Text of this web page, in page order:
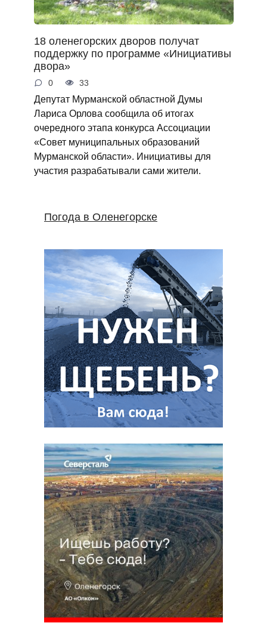
18 оленегорских дворов получат
поддержку по программе «Инициативы
двора»
0 33
Депутат Мурманской областной Думы
Лариса Орлова сообщила об итогах
очередного этапа конкурса Ассоциации
«Совет муниципальных образований
Мурманской области». Инициативы для
участия разрабатывали сами жители.
Погода в Оленегорске